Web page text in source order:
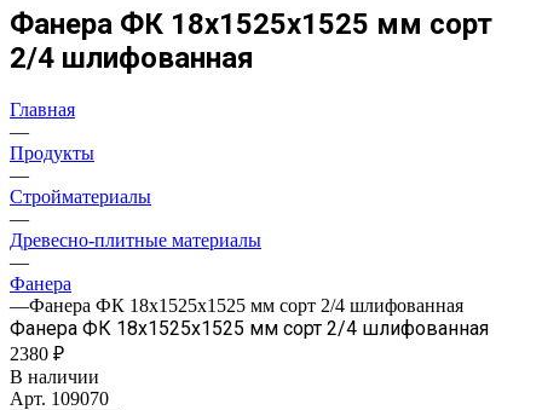
Фанера ФК 18х1525х1525 мм сорт
2/4 шлифованная
Главная
—
Продукты
—
Стройматериалы
—
Древесно-плитные материалы
—
Фанера
—Фанера ФК 18х1525х1525 мм сорт 2/4 шлифованная
Фанера ФК 18х1525х1525 мм сорт 2/4 шлифованная
2380 ₽
В наличии
Арт. 109070